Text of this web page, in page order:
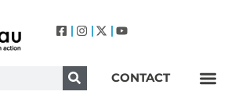
CONTACT